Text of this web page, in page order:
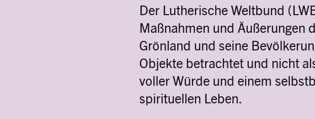
Der Lutherische Weltbund
Maßnahmen und Äußerungen
Grönland und seine
Objekte betrachtet und nicht
voller Würde und einem
spirituellen Leben.